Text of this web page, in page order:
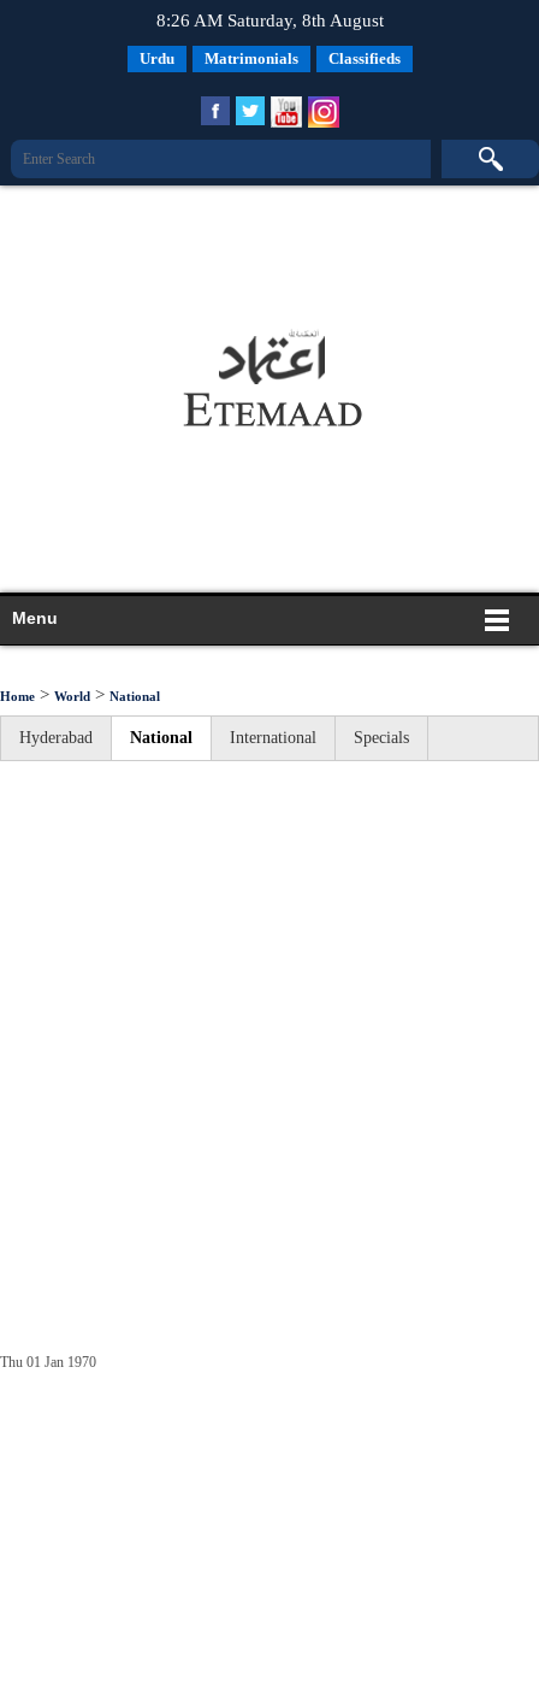
8:26 AM Saturday, 8th August
Urdu Matrimonials Classifieds
Menu
Home > World > National
Hyderabad National International Specials
Thu 01 Jan 1970